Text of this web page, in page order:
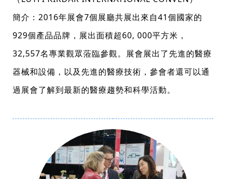
簡介：2016年展會7個展廳共展出來自41個國家的
929個產品品牌，展出面積超60, 000平方米，
32,557名專業觀眾蒞臨參觀。展會展出了先進的醫療
器械和設備，以及先進的醫療技術，參會者還可以通
過展會了解到最新的醫療趨勢和科學活動。